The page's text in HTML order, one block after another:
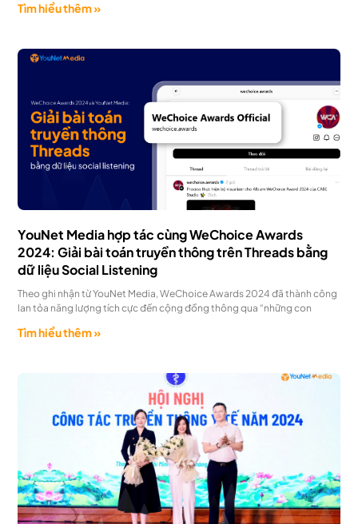
Tìm hiểu thêm »
YouNet Media hợp tác cùng WeChoice Awards
2024: Giải bài toán truyền thông trên Threads bằng
dữ liệu Social Listening
Theo ghi nhận từ YouNet Media, WeChoice Awards 2024 đã thành công
lan tỏa năng lượng tích cực đến cộng đồng thông qua “những con
Tìm hiểu thêm »